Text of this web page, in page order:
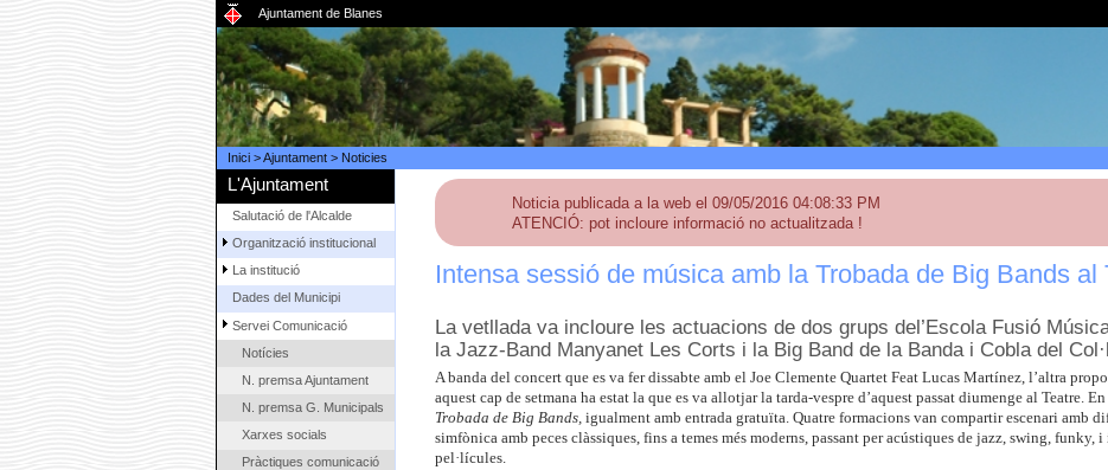
Ajuntament de Blanes
Inici>Ajuntament> Noticies
L'Ajuntament
Salutació de l'Alcalde
Organització institucional
La institució
Dades del Municipi
Servei Comunicació
Notícies
N. premsa Ajuntament
N. premsa G. Municipals
Xarxes socials
Pràctiques comunicació
Noticia publicada a la web el 09/05/2016 04:08:33 PM
ATENCIÓ: pot incloure informació no actualitzada !
Intensa sessió de música amb la Trobada de Big Bands al
La vetllada va incloure les actuacions de dos grups del’Escola Fusió
la Jazz-Band Manyanet Les Corts i la Big Band de la Banda i Cobla del
A banda del concert que es va fer dissabte amb el Joe Clemente Quartet Feat Lucas Martínez, l’altra
aquest cap de setmana ha estat la que es va allotjar la tarda-vespre d’aquest passat diumenge al Teatre.
Trobada de Big Bands, igualment amb entrada gratuïta. Quatre formacions van compartir escenari amb
simfònica amb peces clàssiques, fins a temes més moderns, passant per acústiques de jazz, swing, funky,
pel·lícules.